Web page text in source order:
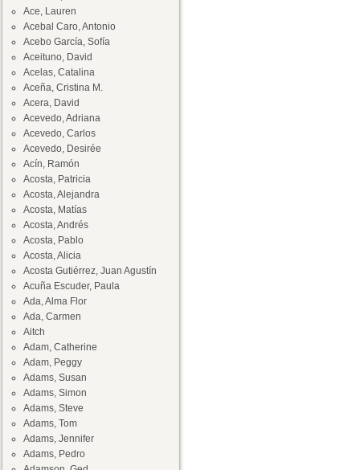
Ace, Lauren
Acebal Caro, Antonio
Acebo García, Sofía
Aceituno, David
Acelas, Catalina
Aceña, Cristina M.
Acera, David
Acevedo, Adriana
Acevedo, Carlos
Acevedo, Desirée
Acín, Ramón
Acosta, Patricia
Acosta, Alejandra
Acosta, Matías
Acosta, Andrés
Acosta, Pablo
Acosta, Alicia
Acosta Gutiérrez, Juan Agustín
Acuña Escuder, Paula
Ada, Alma Flor
Ada, Carmen
Aitch
Adam, Catherine
Adam, Peggy
Adams, Susan
Adams, Simon
Adams, Steve
Adams, Tom
Adams, Jennifer
Adams, Pedro